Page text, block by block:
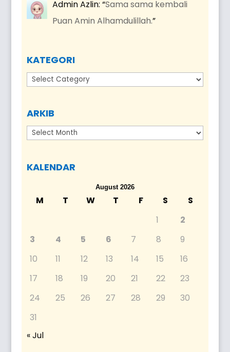
Admin Azlin: “Sama sama kembali
Puan Amin Alhamdulillah.”
KATEGORI
Kategori
ARKIB
Arkib
KALENDAR
August 2026
M T W T F S
S
1
2
3
4 5 6 7 8
9
10
11 12 13 14 15
16
17
18 19 20 21 22
23
24
25 26 27 28 29
30
31
« Jul